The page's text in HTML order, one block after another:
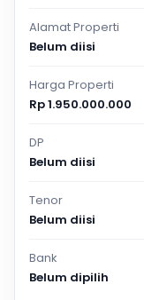
Alamat Properti
Belum diisi
Harga Properti
Rp 1.950.000.000
DP
Belum diisi
Tenor
Belum diisi
Bank
Belum dipilih